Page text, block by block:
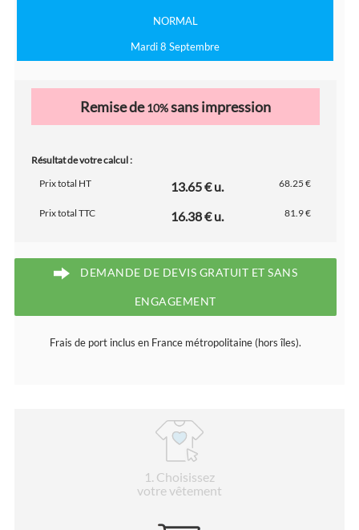
NORMAL
Mardi 8 Septembre
Remise de10%sans impression
Résultat de votre calcul :
Prix total HT
13.65 € u. 68.25 €
Prix total TTC 16.38 € u. 81.9 €
DEMANDE DE DEVIS GRATUIT ET SANS
ENGAGEMENT
Frais de port inclus en France métropolitaine (hors îles).
1 . Choisissez
votre vêtement